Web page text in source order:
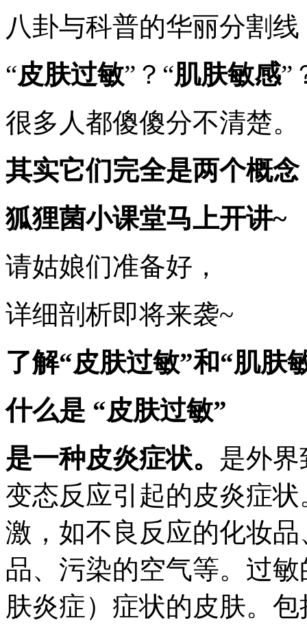
八卦与科普的华丽分割线
“皮肤过敏”？“肌肤敏感”
很多人都傻傻分不清楚。
其实它们完全是两个概念
狐狸菌小课堂马上开讲~
请姑娘们准备好，
详细剖析即将来袭~
了解“皮肤过敏”和“肌肤
什么是 “皮肤过敏”
是一种皮炎症状。 是外
变态反应引起的皮炎症
激，如不良反应的化妆
品、污染的空气等。过
肤炎症）症状的皮肤。包